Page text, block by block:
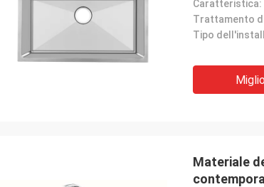
È grande. Lo amiamo. Gli angoli non sono
pulire. Gli scaffali possono essere un
Il
Caratteristica:
Materiale